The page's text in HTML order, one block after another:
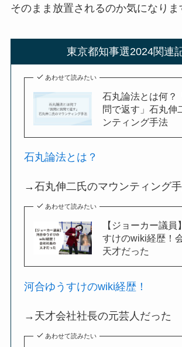
そのまま放置されるのか気になりま
東京都知事選2024関連
あわせて読みたい
石丸論法とは何？
問で返す」石丸伸
ンティング手法
石丸論法とは？
→石丸伸二氏のマウンティング手
あわせて読みたい
【ジョーカー議員
すけのwiki経歴！
天才だった
河合ゆうすけのwiki経歴！
→天才会社社長の元芸人だった
あわせて読みたい